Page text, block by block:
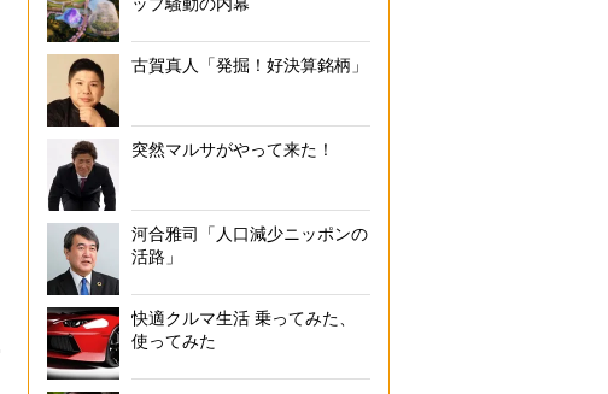
古賀真人「発掘！好決算銘柄」
突然マルサがやって来た！
河合雅司「人口減少ニッポンの
活路」
快適クルマ生活 乗ってみた、
使ってみた